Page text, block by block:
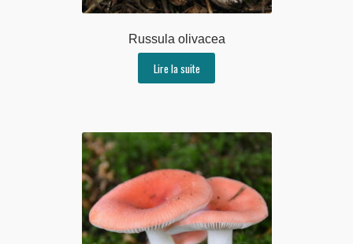
Russula olivacea
Lire la suite